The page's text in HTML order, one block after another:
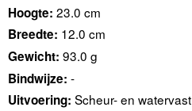
Hoogte: 23.0 cm
Breedte: 12.0 cm
Gewicht: 93.0 g
Bindwijze: -
Uitvoering: Scheur- en watervast